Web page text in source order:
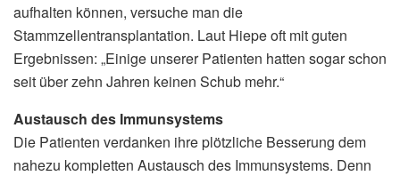
aufhalten können, versuche man die
Stammzellentransplantation. Laut Hiepe oft mit guten
Ergebnissen: „Einige unserer Patienten hatten sogar schon
seit über zehn Jahren keinen Schub mehr.“
Austausch des Immunsystems
Die Patienten verdanken ihre plötzliche Besserung dem
nahezu kompletten Austausch des Immunsystems. Denn